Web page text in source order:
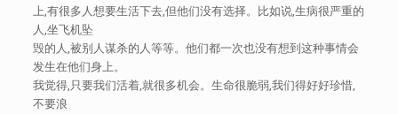
上,有很多人想要生活下去,但他们没有选择。比如说,生病很严重的
人,坐飞机坠
毁的人,被别人谋杀的人等等。他们都一次也没有想到这种事情会
发生在他们身上。
我觉得,只要我们活着,就很多机会。生命很脆弱,我们得好好珍惜,
不要浪